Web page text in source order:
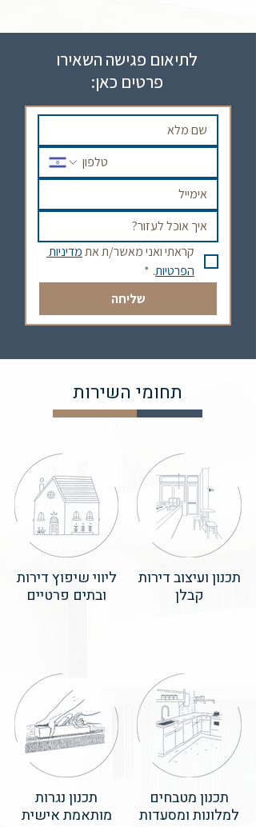
לתיאום פגישה השאירו
פרטים כאן:
קראתי ואני מאשר/ת את
הפרטיות.
*
שליחה
תחומי השירות
תכנון ועיצוב דירות
קבלן
ליווי שיפוץ דירות
ובתים פרטיים
תכנון מטבחים
למלונות ומסעדות
תכנון נגרות
מותאמת אישית